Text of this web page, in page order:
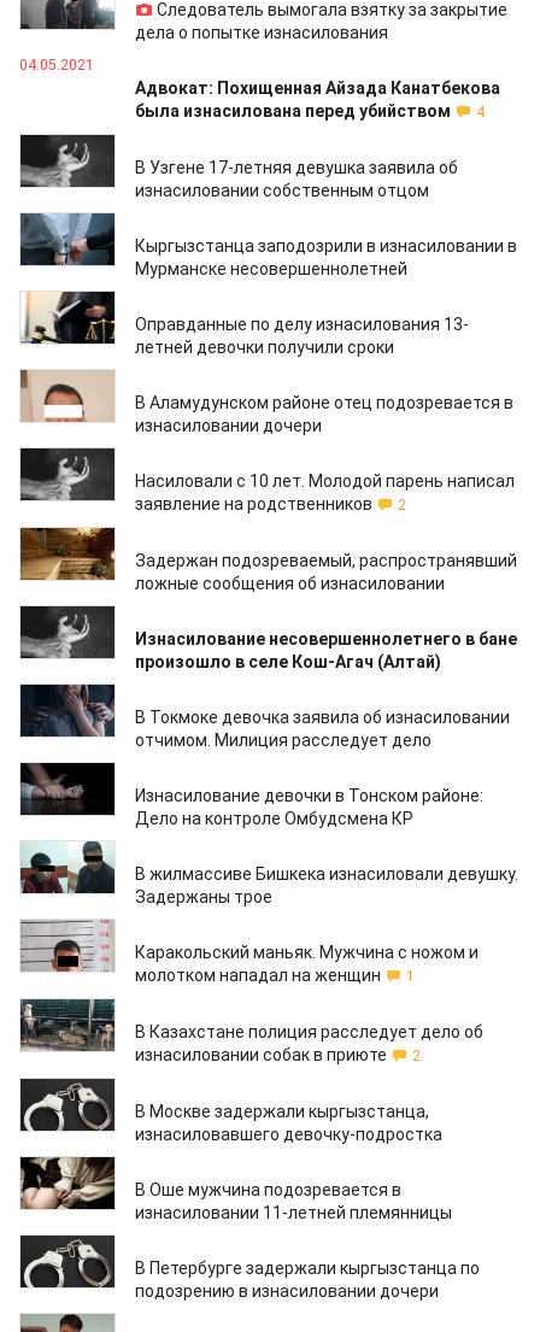
Следователь вымогала взятку за закрытие
дела о попытке изнасилования
04.05.2021
Адвокат: Похищенная Айзада Канатбекова
была изнасилована перед убийством
4
23.04.2021
В Узгене 17-летняя девушка заявила об
изнасиловании собственным отцом
01.04.2021
Кыргызстанца заподозрили в изнасиловании в
Мурманске несовершеннолетней
30.03.2021
Оправданные по делу изнасилования 13-
летней девочки получили сроки
03.02.2021
В Аламудунском районе отец подозревается в
изнасиловании дочери
02.02.2021
Насиловали с 10 лет. Молодой парень написал
заявление на родственников
2
26.01.2021
Задержан подозреваемый, распространявший
ложные сообщения об изнасиловании
26.01.2021
Изнасилование несовершеннолетнего в бане
произошло в селе Кош-Агач (Алтай)
18.12.2020
В Токмоке девочка заявила об изнасиловании
отчимом. Милиция расследует дело
16.12.2020
Изнасилование девочки в Тонском районе:
Дело на контроле Омбудсмена КР
05.11.2020
В жилмассиве Бишкека изнасиловали девушку.
Задержаны трое
30.09.2020
Каракольский маньяк. Мужчина с ножом и
молотком нападал на женщин
1
10.09.2020
В Казахстане полиция расследует дело об
изнасиловании собак в приюте
2
05.09.2020
В Москве задержали кыргызстанца,
изнасиловавшего девочку-подростка
03.09.2020
В Оше мужчина подозревается в
изнасиловании 11-летней племянницы
23.08.2020
В Петербурге задержали кыргызстанца по
подозрению в изнасиловании дочери
25.07.2020